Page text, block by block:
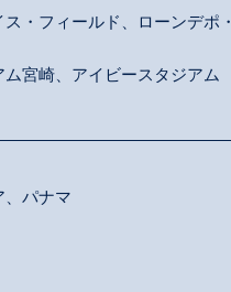
・フィールド、ローンデポ・
宮崎、アイビースタジアム
、パナマ